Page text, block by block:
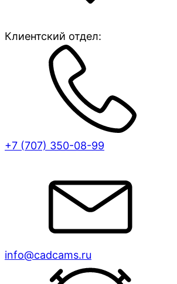
Клиентский отдел:
+7 (707) 350-08-99
info@cadcams.ru